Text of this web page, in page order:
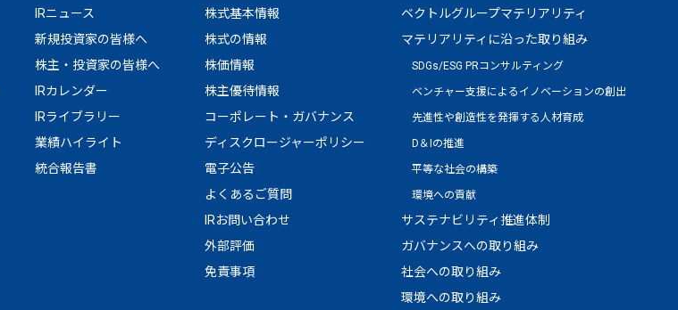
IRニュース
新規投資家の皆様へ
株主・投資家の皆様へ
IRカレンダー
IRライブラリー
業績ハイライト
統合報告書
株式基本情報
株式の情報
株価情報
株主優待情報
コーポレート・ガバナンス
ディスクロージャーポリシー
電子公告
よくあるご質問
IRお問い合わせ
外部評価
免責事項
ベクトルグループマテリアリティ
マテリアリティに沿った取り組み
SDGs/ESG PRコンサルティング
ベンチャー支援によるイノベーションの創出
先進性や創造性を発揮する人材育成
D＆Iの推進
平等な社会の構築
環境への貢献
サステナビリティ推進体制
ガバナンスへの取り組み
社会への取り組み
環境への取り組み